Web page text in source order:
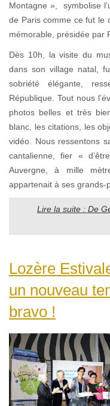
Montagne », symbolise
de Paris comme ce fut le
mémorable, présidée par
Dès 10h, la visite du
dans son village natal,
sobriété élégante,
République. Tout nous
photos belles et très
blanc, les citations, les
vidéo. Nous ressentons
cantalienne, fier «
Auvergne, à mille
appartenait à ses grands-
Lire la suite : De
Lozère
un nouveau
bravo !